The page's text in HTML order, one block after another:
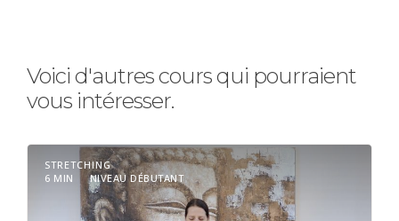
Voici d'autres cours qui pourraient
vous intéresser.
STRETCHING
6 MIN
NIVEAU DÉBUTANT